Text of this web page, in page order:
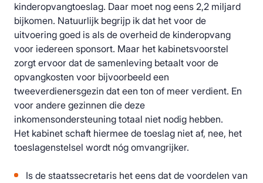
kinderopvangtoeslag. Daar moet nog eens 2,2 miljard
bijkomen. Natuurlijk begrijp ik dat het voor de
uitvoering goed is als de overheid de kinderopvang
voor iedereen sponsort. Maar het kabinetsvoorstel
zorgt ervoor dat de samenleving betaalt voor de
opvangkosten voor bijvoorbeeld een
tweeverdienersgezin dat een ton of meer verdient. En
voor andere gezinnen die deze
inkomensondersteuning totaal niet nodig hebben.
Het kabinet schaft hiermee de toeslag niet af, nee, het
toeslagenstelsel wordt nóg omvangrijker.
Is de staatssecretaris het eens dat de voordelen van